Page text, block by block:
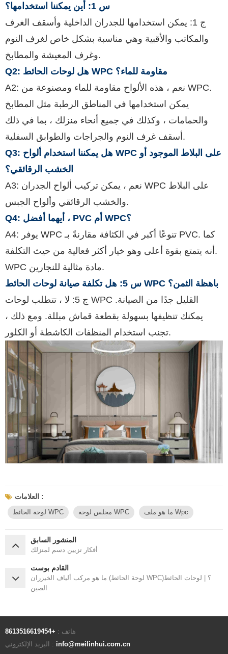
س 1: أين يمكننا استخدامها؟
ج 1: يمكن استخدامها للجدران الداخلية وأسقف الغرف
والمكاتب والأقبية وهي مناسبة بشكل خاص لغرف النوم
وغرف المعيشة والمطابخ.
Q2: هل لوحات الحائط WPC مقاومة للماء؟
A2: نعم ، هذه الألواح مقاومة للماء ومصنوعة من WPC.
يمكن استخدامها في المناطق الرطبة مثل المطابخ
والحمامات ، وكذلك في جميع أنحاء منزلك ، بما في ذلك
أسقف غرف النوم والجراجات والطوابق السفلية.
Q3: هل يمكننا استخدام ألواح WPC على البلاط الموجود أو
الخشب الرقائقي؟
A3: نعم ، يمكن تركيب ألواح الجدران WPC على البلاط
والخشب الرقائقي وألواح الجبس.
Q4: أيهما أفضل ، PVC أم WPC؟
A4: يوفر WPC تنوعًا أكبر في الكثافة مقارنةً بـ PVC. كما
أنه يتمتع بقوة أعلى وهو خيار أكثر فعالية من حيث التكلفة.
WPC مادة مثالية للنجارين.
س 5: هل تكلفة صيانة لوحات الحائط WPC باهظة الثمن؟
ج 5: لا ، تتطلب لوحات WPC القليل جدًا من الصيانة.
يمكنك تنظيفها بسهولة بقطعة قماش مبللة. ومع ذلك ،
تجنب استخدام المنظفات الكاشطة أو الكلور.
العلامات :
لوحة الحائط WPC مجلس لوحة WPC ما هو ملف Wpc
المنشور السابق
أفكار تزيين دسم لمنزلك
القادم بوست
ما هو مركب ألياف الخيزران (لوحة الحائط WPC)؟ | لوحات الحائط
الصين
هاتف : +8613516619454
البريد الإلكتروني : info@meilinhui.com.cn